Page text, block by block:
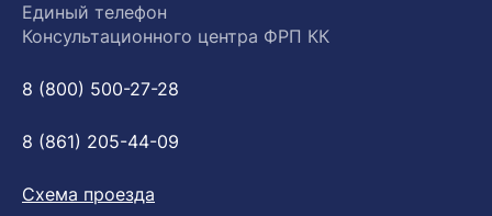
Единый телефон
Консультационного центра ФРП КК
8 (800) 500-27-28
8 (861) 205-44-09
Схема проезда